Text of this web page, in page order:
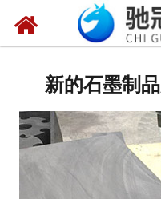
新的石墨制